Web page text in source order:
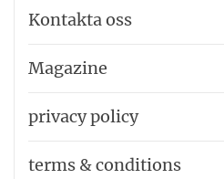
Kontakta oss
Magazine
privacy policy
terms & conditions